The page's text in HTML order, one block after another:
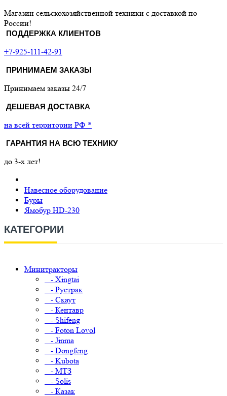
Магазин сельскохозяйственной техники с доставкой по
России!
ПОДДЕРЖКА КЛИЕНТОВ
+7-925-111-42-91
ПРИНИМАЕМ ЗАКАЗЫ
Принимаем заказы 24/7
ДЕШЕВАЯ ДОСТАВКА
на всей территории РФ *
ГАРАНТИЯ НА ВСЮ ТЕХНИКУ
до 3-х лет!
Навесное оборудование
Буры
Ямобур HD-230
КАТЕГОРИИ
Минитракторы
- Xingtai
- Рустрак
- Скаут
- Кентавр
- Shifeng
- Foton Lovol
- Jinma
- Dongfeng
- Kubota
- МТЗ
- Solis
- Казак